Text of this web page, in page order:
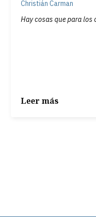
Christián Carman
Hay cosas que para los
Leer más